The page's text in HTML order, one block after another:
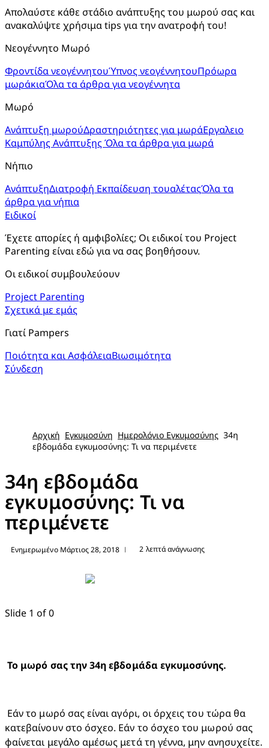
Απολαύστε κάθε στάδιο ανάπτυξης του μωρού σας και
ανακαλύψτε χρήσιμα tips για την ανατροφή του!
Νεογέννητο Μωρό
Φροντίδα νεογέννητουΎπνος νεογέννητουΠρόωρα
μωράκιαΌλα τα άρθρα για νεογέννητα
Μωρό
Ανάπτυξη μωρούΔραστηριότητες για μωράΕργαλειο
Καμπύλης Ανάπτυξης Όλα τα άρθρα για μωρά
Νήπιο
ΑνάπτυξηΔιατροφή Εκπαίδευση τουαλέταςΌλα τα
άρθρα για νήπια
Ειδικοί
Έχετε απορίες ή αμφιβολίες; Οι ειδικοί του Project
Parenting είναι εδώ για να σας βοηθήσουν.
Οι ειδικοί συμβουλεύουν
Project Parenting
Σχετικά με εμάς
Γιατί Pampers
Ποιότητα και ΑσφάλειαΒιωσιμότητα
Σύνδεση
Αρχική Εγκυμοσύνη Ημερολόγιο Εγκυμοσύνης 34η
εβδομάδα εγκυμοσύνης: Τι να περιμένετε
34η εβδομάδα
εγκυμοσύνης: Τι να
περιμένετε
Ενημερωμένο Μάρτιος 28, 2018 | 2 λεπτά ανάγνωσης
Slide 1 of 0
κατεβαίνουν στο όσχεο. Εάν το όσχεο του μωρού σας
φαίνεται μεγάλο αμέσως μετά τη γέννα, μην ανησυχείτε.